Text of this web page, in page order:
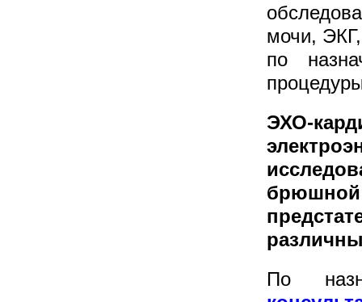
мочи, ЭКГ,
по
ЭХО-
По